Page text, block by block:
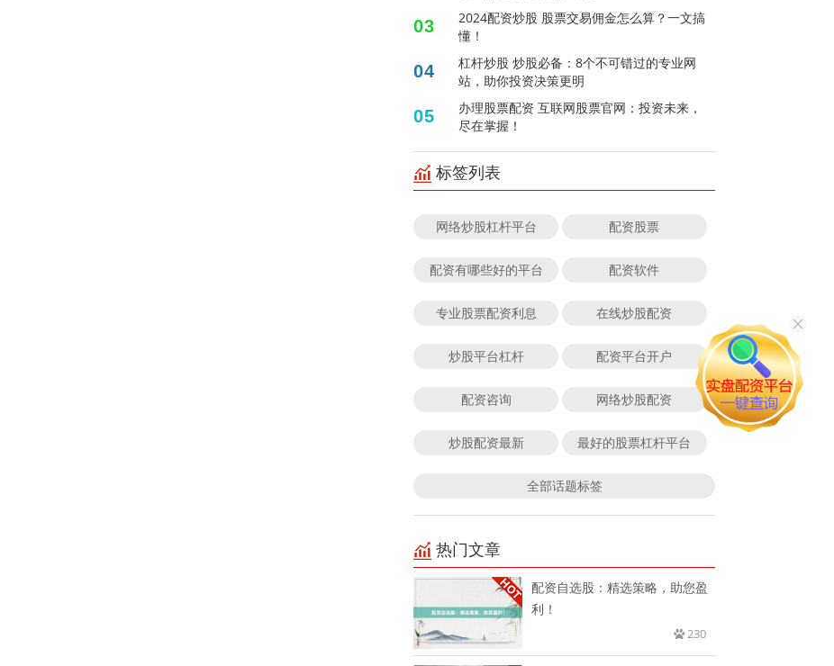
03
2024配资炒股 股票交易佣金怎么算？一文搞
懂！
04
杠杆炒股 炒股必备：8个不可错过的专业网
站，助你投资决策更明
05
办理股票配资 互联网股票官网：投资未来，
尽在掌握！
标签列表
网络炒股杠杆平台 配资股票
配资有哪些好的平台 配资软件
专业股票配资利息 在线炒股配资
炒股平台杠杆 配资平台开户
配资咨询 网络炒股配资
炒股配资最新 最好的股票杠杆平台
全部话题标签
热门文章
配资自选股：精选策略，助您盈
利！
230